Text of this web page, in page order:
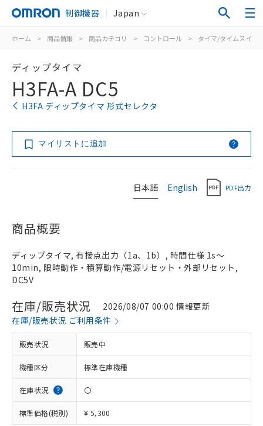
制御機器 Japan
ホーム > 商品情報 > 商品カテゴリ > コントロール > タイマ/タイムスイッ
ディップタイマ
H3FA-A DC5
H3FA ディップタイマ 形式セレクタ
マイリストに追加
日本語 English PDF出力
商品概要
ディップタイマ, 有接点出力（1a、1b）, 時間仕様 1s～
10min, 限時動作・積算動作/電源リセット・外部リセット,
DC5V
在庫/販売状況
2026/08/07 00:00 情報更新
在庫/販売状況 ご利用条件
販売状況 販売中
機種区分 標準在庫機種
在庫状況 〇
標準価格(税別) ¥ 5,300